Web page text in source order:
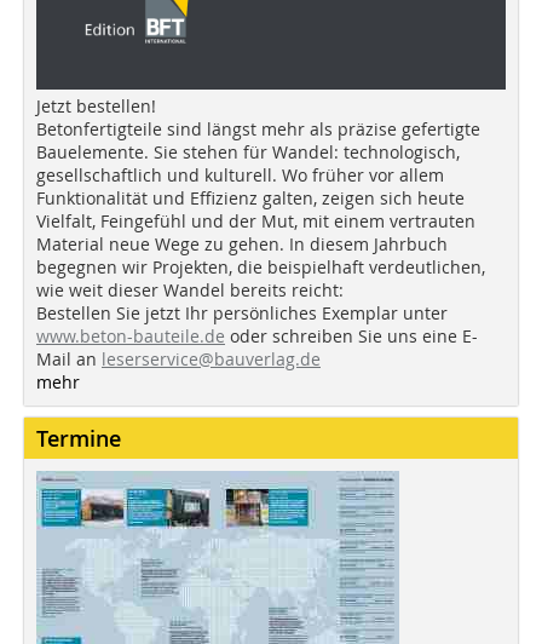
Jetzt bestellen!
Betonfertigteile sind längst mehr als präzise gefertigte
Bauelemente. Sie stehen für Wandel: technologisch,
gesellschaftlich und kulturell. Wo früher vor allem
Funktionalität und Effizienz galten, zeigen sich heute
Vielfalt, Feingefühl und der Mut, mit einem vertrauten
Material neue Wege zu gehen. In diesem Jahrbuch
begegnen wir Projekten, die beispielhaft verdeutlichen,
wie weit dieser Wandel bereits reicht:
Bestellen Sie jetzt Ihr persönliches Exemplar unter
www.beton-bauteile.de oder schreiben Sie uns eine E-
Mail an leserservice@bauverlag.de
mehr
Termine